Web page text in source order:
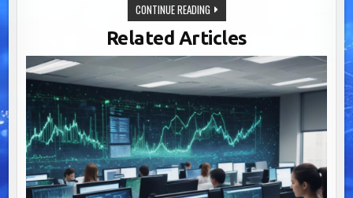
CONTINUE READINGDATA
CLEANSING:
DER
SCHLÜSSEL
ZUR
WERTSCHÖPFUNG
DURCH
PRÄZISE
UND
VERLÄSSLICHE
DATENQUALITÄT
Related Articles